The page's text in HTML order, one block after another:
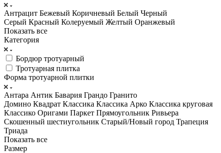
Антрацит Бежевый Коричневый Белый Черный
Серый Красный Колеруемый Желтый Оранжевый
Показать все
Категория
Бордюр тротуарный
Тротуарная плитка
Форма тротуарной плитки
Антара Антик Бавария Грандо Гранито
Домино Квадрат Классика Классика Арко Классика круговая
Классико Оригами Паркет Прямоугольник Ривьера
Скошенный шестиугольник Старый/Новый город Трапеция
Триада
Показать все
Размер